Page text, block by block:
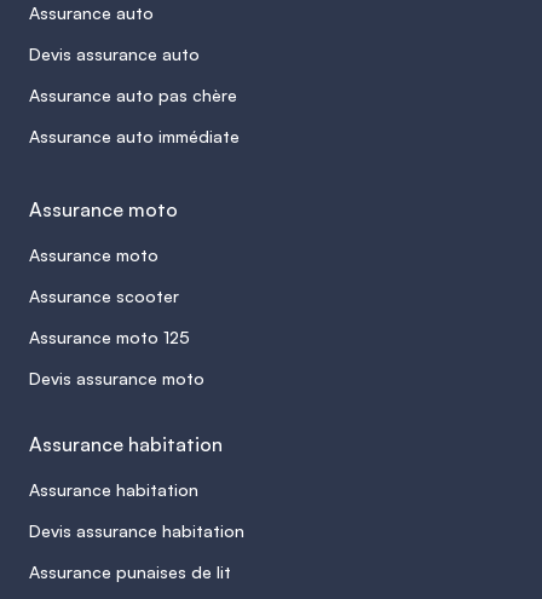
Assurance auto
Devis assurance auto
Assurance auto pas chère
Assurance auto immédiate
Assurance moto
Assurance moto
Assurance scooter
Assurance moto 125
Devis assurance moto
Assurance habitation
Assurance habitation
Devis assurance habitation
Assurance punaises de lit